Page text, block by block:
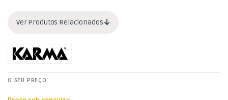
Ver Produtos Relacionados
O SEU PREÇO